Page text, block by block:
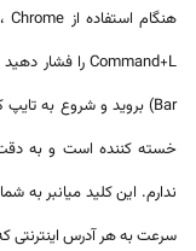
خسته کننده است و به
ندارم. این کلید میانبر به
سرعت به هر آدرس اینترنتی